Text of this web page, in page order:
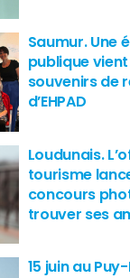
Saumur. Une
publique
souvenirs de
d’EHPAD
Loudunais.
tourisme
concours
trouver ses
15 juin au